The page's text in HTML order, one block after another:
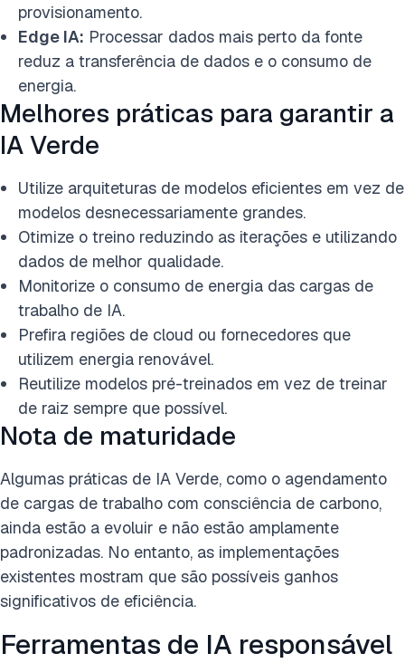
provisionamento.
Edge IA: Processar dados mais perto da fonte
reduz a transferência de dados e o consumo de
energia.
Melhores práticas para garantir a
IA Verde
Utilize arquiteturas de modelos eficientes em vez de
modelos desnecessariamente grandes.
Otimize o treino reduzindo as iterações e utilizando
dados de melhor qualidade.
Monitorize o consumo de energia das cargas de
trabalho de IA.
Prefira regiões de cloud ou fornecedores que
utilizem energia renovável.
Reutilize modelos pré-treinados em vez de treinar
de raiz sempre que possível.
Nota de maturidade
Algumas práticas de IA Verde, como o agendamento
de cargas de trabalho com consciência de carbono,
ainda estão a evoluir e não estão amplamente
padronizadas. No entanto, as implementações
existentes mostram que são possíveis ganhos
significativos de eficiência.
Ferramentas de IA responsável